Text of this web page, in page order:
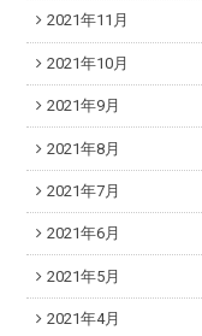
2021年11月
2021年10月
2021年9月
2021年8月
2021年7月
2021年6月
2021年5月
2021年4月